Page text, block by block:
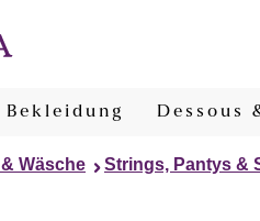
Bekleidung Dessous
Wäsche Strings, Pantys &